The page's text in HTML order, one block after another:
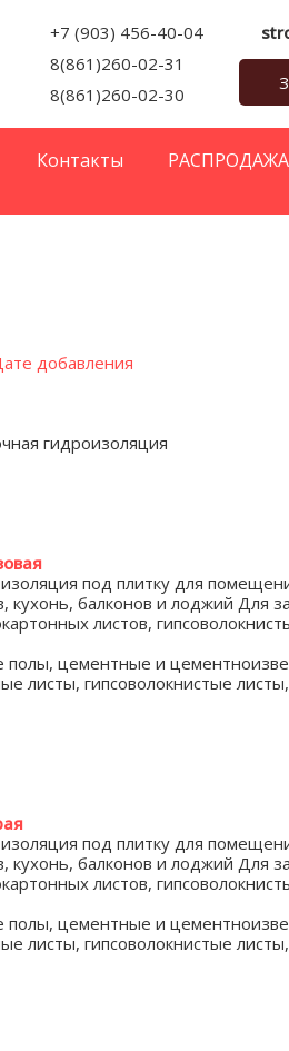
+7 (903) 456-40-04
8(861)260-02-31
8(861)260-02-30
Контакты РАСПРОДАЖА
добавления
гидроизоляция
под плитку для
кухонь, балконов и лоджий Для
листов,
цементные и
листы, гипсоволокнистые
под плитку для
кухонь, балконов и лоджий Для
листов,
цементные и
листы, гипсоволокнистые